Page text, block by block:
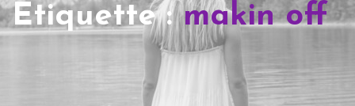
Étiquette :makin off